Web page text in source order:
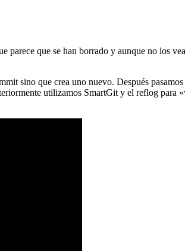
que se han borrado y aunque no los
sino que crea uno nuevo. Después
utilizamos SmartGit y el reflog para